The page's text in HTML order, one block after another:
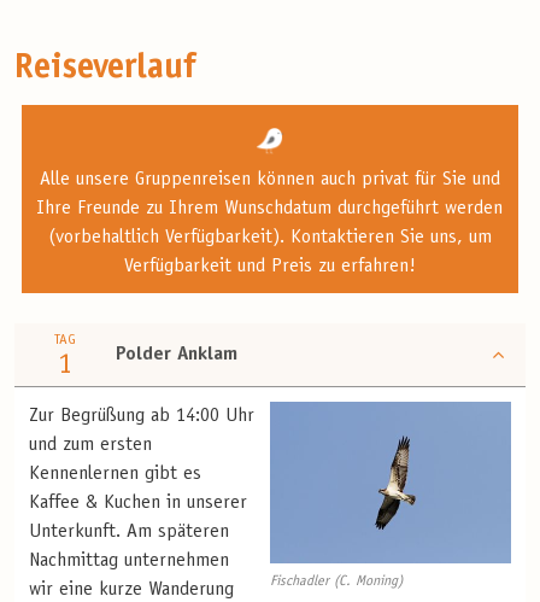
Reiseverlauf
Alle unsere Gruppenreisen können auch privat für Sie und
Ihre Freunde zu Ihrem Wunschdatum durchgeführt werden
(vorbehaltlich Verfügbarkeit). Kontaktieren Sie uns, um
Verfügbarkeit und Preis zu erfahren!
TAG
1 Polder Anklam
Fischadler (C. Moning)
Zur Begrüßung ab 14:00 Uhr
und zum ersten
Kennenlernen gibt es
Kaffee & Kuchen in unserer
Unterkunft. Am späteren
Nachmittag unternehmen
wir eine kurze Wanderung